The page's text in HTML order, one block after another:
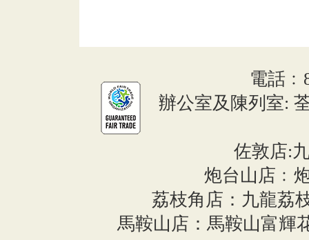
電話
辦公室及陳列室:
佐敦店:
炮台山店﹕
荔枝角店：九龍荔
馬鞍山店：馬鞍山富輝